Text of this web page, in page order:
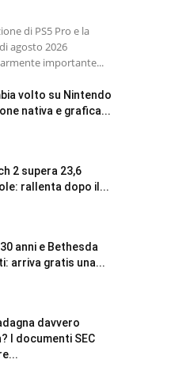
di PS5 Pro e la
agosto 2026
importante...
volto su Nintendo
nativa e grafica...
2 supera 23,6
rallenta dopo il...
anni e Bethesda
arriva gratis una...
davvero
I documenti SEC